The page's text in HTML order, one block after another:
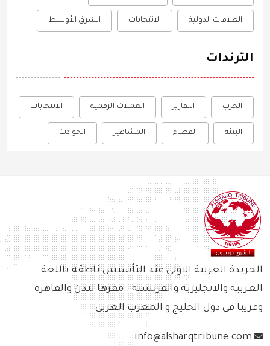
العلاقات الدولية الانتخابات الشرق الأوسط
الترندات
الحرب التقارير العملات الرقمية الانتخابات
البيئة الفضاء المشاهير الحوادث
الجريدة العربية الاولى عند التأسيس ناطقة باللغة
العربية والانجليزية والفرنسية ..مقرها لندن والقاهرة
وقريبا فى دول الخليج و المغرب العربى